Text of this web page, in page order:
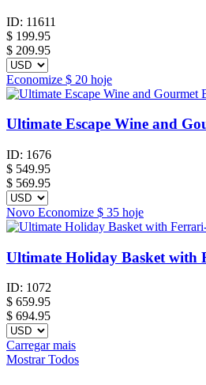
ID: 11611
$ 199.95
$ 209.95
Economize $ 20 hoje
Ultimate Escape Wine and
ID: 1676
$ 549.95
$ 569.95
Novo Economize $ 35 hoje
Ultimate Holiday Basket with
ID: 1072
$ 659.95
$ 694.95
Carregar mais
Mostrar Todos